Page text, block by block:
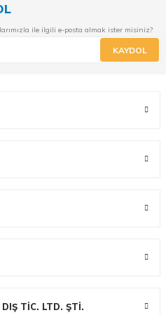
ile ilgili e-posta almak ister misiniz?
KAYDOL
TİC. LTD. ŞTİ.